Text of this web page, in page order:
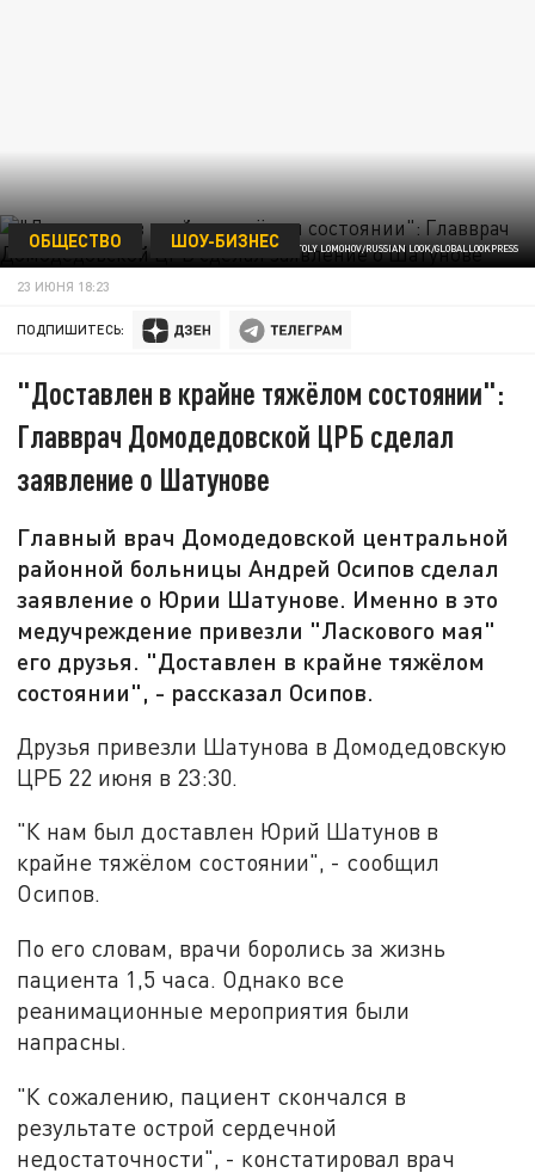
ФОТО: ANATOLY LOMOHOV/RUSSIAN LOOK/GLOBALLOOKPRESS
ОБЩЕСТВО ШОУ-БИЗНЕС
23 ИЮНЯ 18:23
ПОДПИШИТЕСЬ:
"Доставлен в крайне тяжёлом состоянии":
Главврач Домодедовской ЦРБ сделал
заявление о Шатунове
Главный врач Домодедовской центральной
районной больницы Андрей Осипов сделал
заявление о Юрии Шатунове. Именно в это
медучреждение привезли "Ласкового мая"
его друзья. "Доставлен в крайне тяжёлом
состоянии", - рассказал Осипов.
Друзья привезли Шатунова в Домодедовскую
ЦРБ 22 июня в 23:30.
"К нам был доставлен Юрий Шатунов в
крайне тяжёлом состоянии", - сообщил
Осипов.
По его словам, врачи боролись за жизнь
пациента 1,5 часа. Однако все
реанимационные мероприятия были
напрасны.
"К сожалению, пациент скончался в
результате острой сердечной
недостаточности", - констатировал врач